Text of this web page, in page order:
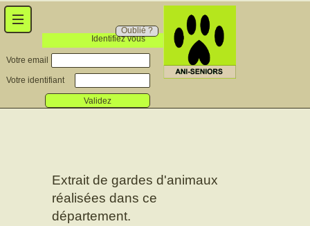
Identifiez vous
Oublié ?
Votre email
Votre identifiant
Validez
Extrait de gardes d'animaux
réalisées dans ce
département.